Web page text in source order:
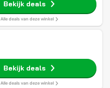
Bekijk deals
Alle deals van deze winkel
Bekijk deals
Alle deals van deze winkel